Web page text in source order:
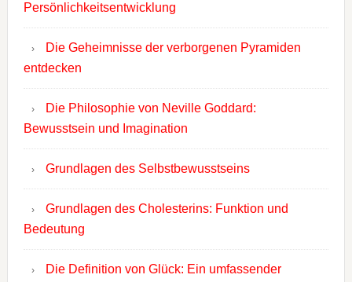
Persönlichkeitsentwicklung
Die Geheimnisse der verborgenen Pyramiden
entdecken
Die Philosophie von Neville Goddard:
Bewusstsein und Imagination
Grundlagen des Selbstbewusstseins
Grundlagen des Cholesterins: Funktion und
Bedeutung
Die Definition von Glück: Ein umfassender